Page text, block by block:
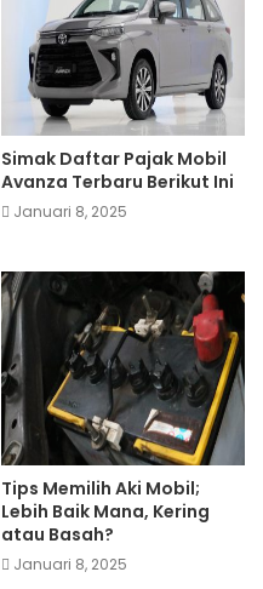
Simak Daftar Pajak Mobil
Avanza Terbaru Berikut Ini
Januari 8, 2025
Tips Memilih Aki Mobil;
Lebih Baik Mana, Kering
atau Basah?
Januari 8, 2025